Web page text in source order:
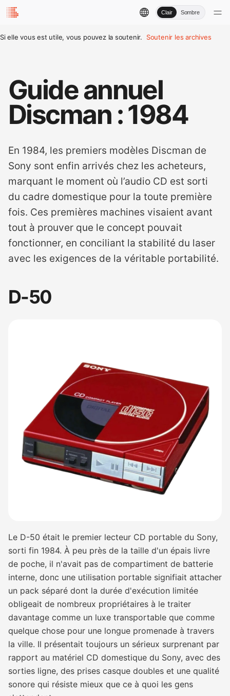
Clair Sombre
Si elle vous est utile, vous pouvez la soutenir. Soutenir les archives
Guide annuel
Discman : 1984
En 1984, les premiers modèles Discman de
Sony sont enfin arrivés chez les acheteurs,
marquant le moment où l’audio CD est sorti
du cadre domestique pour la toute première
fois. Ces premières machines visaient avant
tout à prouver que le concept pouvait
fonctionner, en conciliant la stabilité du laser
avec les exigences de la véritable portabilité.
D-50
Le D-50 était le premier lecteur CD portable du Sony,
sorti fin 1984. À peu près de la taille d'un épais livre
de poche, il n'avait pas de compartiment de batterie
interne, donc une utilisation portable signifiait attacher
un pack séparé dont la durée d'exécution limitée
obligeait de nombreux propriétaires à le traiter
davantage comme un luxe transportable que comme
quelque chose pour une longue promenade à travers
la ville. Il présentait toujours un sérieux surprenant par
rapport au matériel CD domestique du Sony, avec des
sorties ligne, des prises casque doubles et une qualité
sonore qui résiste mieux que ce à quoi les gens